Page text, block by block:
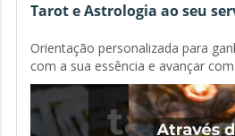
Tarot e Astrologia ao seu
Orientação personalizada para
com a sua essência e avançar